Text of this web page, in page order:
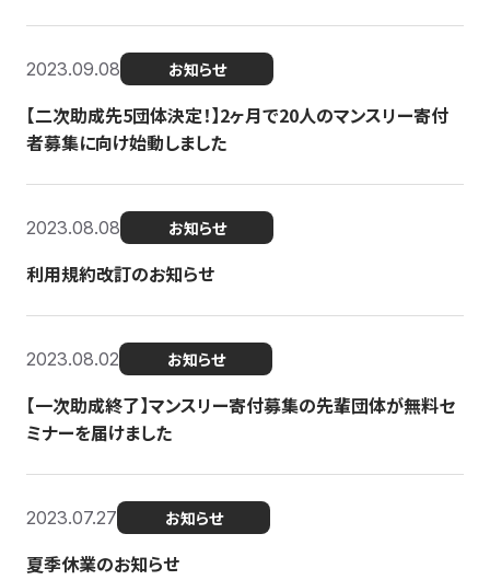
2023.09.08 お知らせ
【二次助成先5団体決定！】2ヶ月で20人のマンスリー寄付
者募集に向け始動しました
2023.08.08 お知らせ
利用規約改訂のお知らせ
2023.08.02 お知らせ
【一次助成終了】マンスリー寄付募集の先輩団体が無料セ
ミナーを届けました
2023.07.27 お知らせ
夏季休業のお知らせ